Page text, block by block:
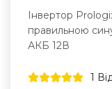
Інвертор
правильною
АКБ 12В
1